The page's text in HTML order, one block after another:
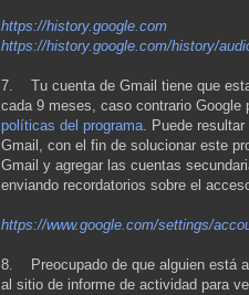
https://history.google.com
https://history.google.com/history/
7. Tu cuenta de Gmail tiene que
cada 9 meses, caso contrario Google
políticas del programa . Puede
Gmail, con el fin de solucionar este
Gmail y agregar las cuentas
enviando recordatorios sobre el
https://www.google.com/settings/
8. Preocupado de que alguien está
al sitio de informe de actividad para